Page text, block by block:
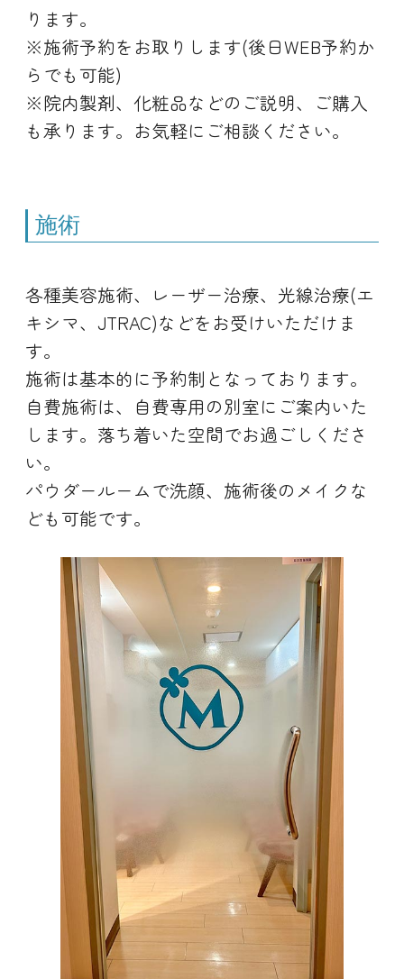
ります。
※施術予約をお取りします(後日WEB予約か
らでも可能)
※院内製剤、化粧品などのご説明、ご購入
も承ります。お気軽にご相談ください。
施術
各種美容施術、レーザー治療、光線治療(エ
キシマ、JTRAC)などをお受けいただけま
す。
施術は基本的に予約制となっております。
自費施術は、自費専用の別室にご案内いた
します。落ち着いた空間でお過ごしくださ
い。
パウダールームで洗顔、施術後のメイクな
ども可能です。